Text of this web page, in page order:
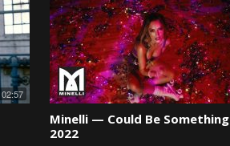
02:57
Minelli — Could Be Something
2022